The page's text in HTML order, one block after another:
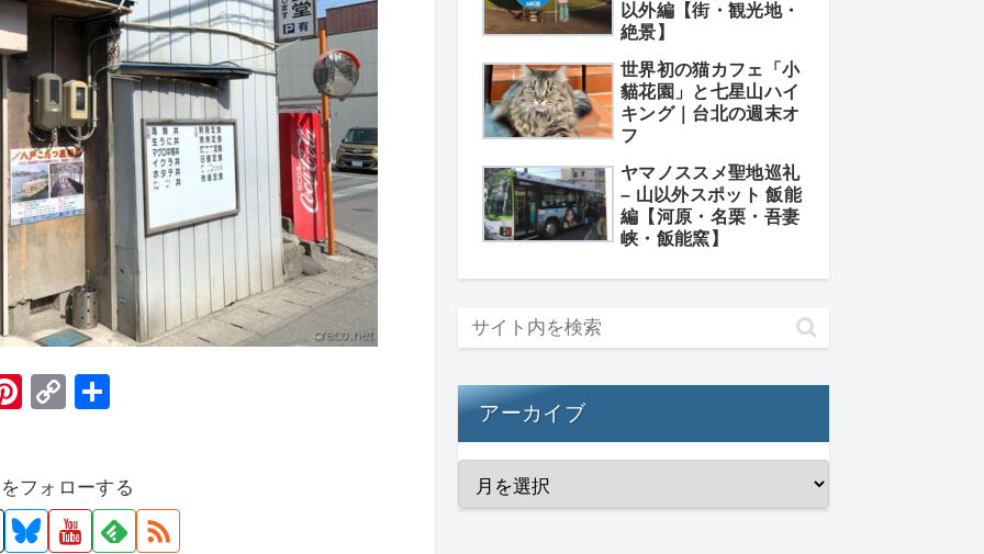
Pi
e
st
C
y
Li
フォローする
以外編【街・観光地・
絶景】
世界初の猫カフェ「小
貓花園」と七星山ハイ
キング｜台北の週末オ
フ
ヤマノススメ聖地巡礼
– 山以外スポット 飯能
編【河原・名栗・吾妻
峡・飯能窯】
アーカイブ